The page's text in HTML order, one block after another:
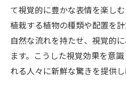
て視覚的に豊かな表情を楽しむ
植栽する植物の種類や配置を
自然な流れを持たせ、視覚的
ます。こうした視覚効果を意
れる人々に新鮮な驚きを提供し